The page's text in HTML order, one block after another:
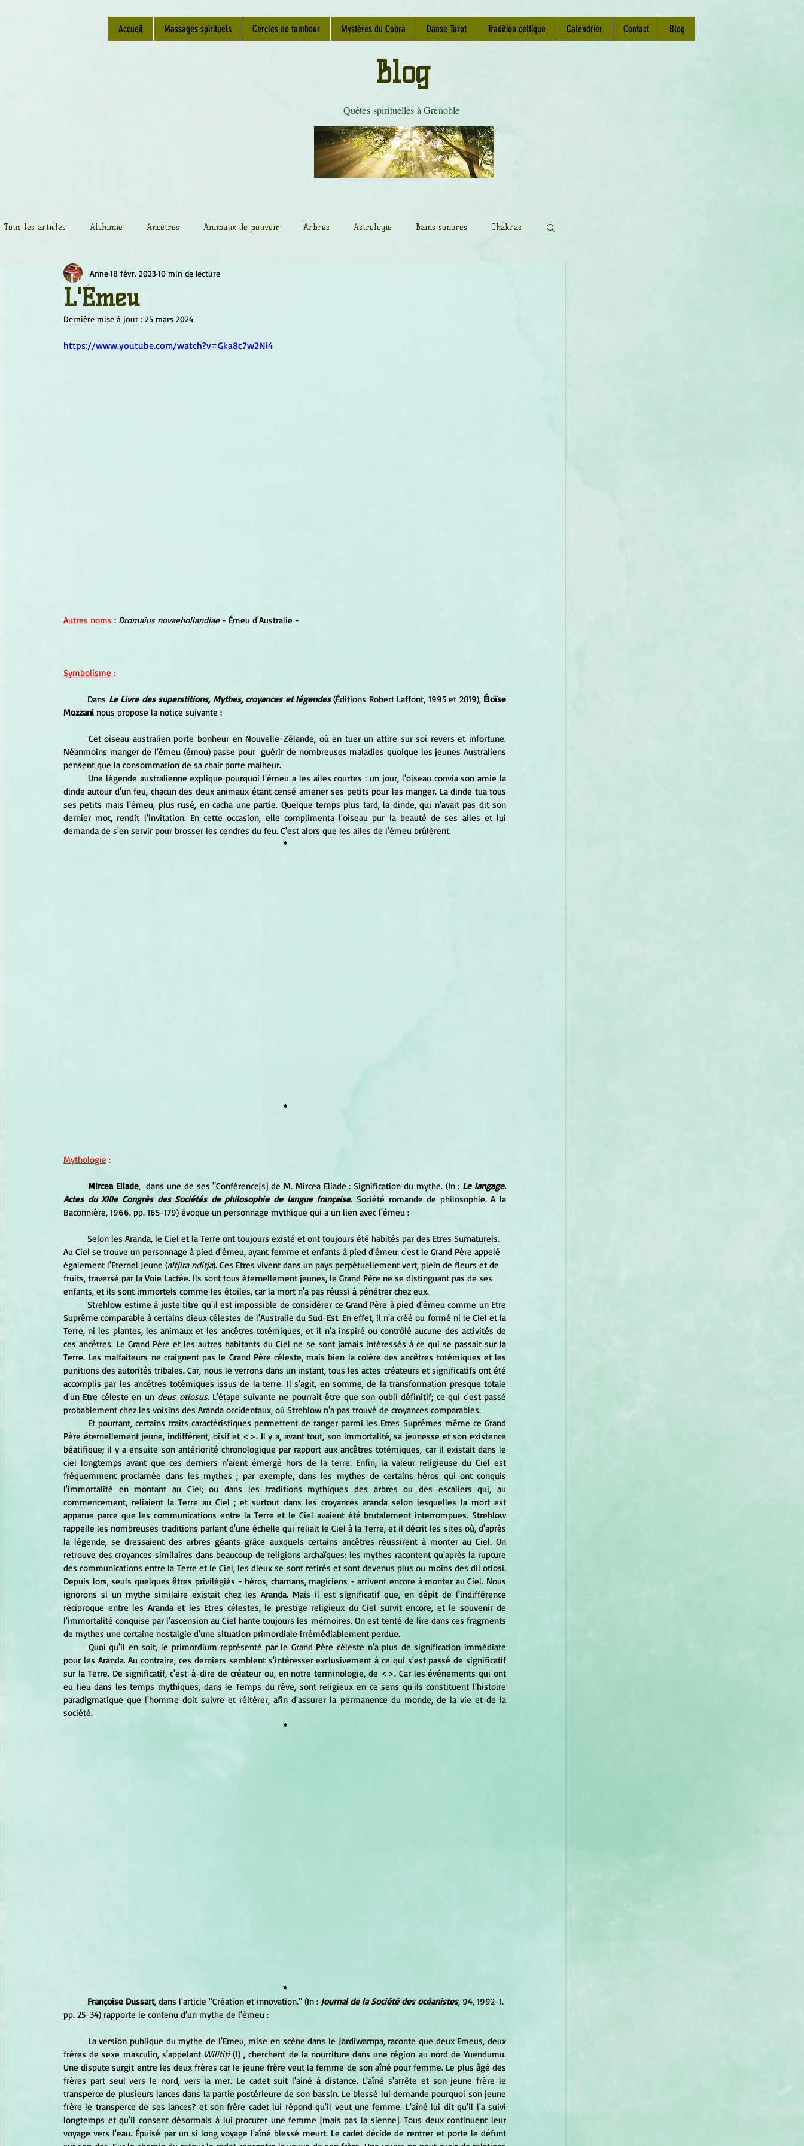
Accueil Massages spirituels Cercles de tambour Mystères du Cobra Danse Tarot Tradition celtique Calendrier Contact Blog
Quêtes spirituelles à Grenoble
Blog
Tous les articles Alchimie Ancêtres Animaux de pouvoir Arbres Astrologie Bains sonores Chakras
Chamanisme Champignons Conscience
Fleurs de Bach Géométrie sacrée
L'Émeu
Anne18 févr. 202310 min de lecture
Dernière mise à jour : 25 mars 2024
https://www.youtube.com/watch?v=Gka8c7w2Ni4
Autres noms : Dromaius novaehollandiae - Émeu d'Australie -
Symbolisme :
	Dans
Le Livre des superstitions, Mythes, croyances et légendes (Éditions Robert Laffont, 1995 et 2019), Éloïse
Mozzani nous propose la notice suivante :
Néanmoins manger de l'émeu (émou) passe pour  guérir de nombreuses maladies quoique les jeunes Australiens
pensent que la consommation de sa chair porte malheur.
dinde autour d'un feu, chacun des deux animaux étant censé amener ses petits pour les manger. La dinde tua tous
ses petits mais l'émeu, plus rusé, en cacha une partie. Quelque temps plus tard, la dinde, qui n'avait pas dit son
dernier mot, rendit l'invitation. En cette occasion, elle complimenta l'oiseau pur la beauté de ses ailes et lui
demanda de s'en servir pour brosser les cendres du feu. C'est alors que les ailes de l'émeu brûlèrent.
*
*
Mythologie :
Mircea Eliade,  dans une de ses "Conférence[s] de M. Mircea Eliade : Signification du mythe. (In : Le langage.
Actes du XIIIe Congrès des Sociétés de philosophie de langue française. Société romande de philosophie. A la
Baconnière, 1966. pp. 165-179) évoque un personnage mythique qui a un lien avec l'émeu :
Au Ciel se trouve un personnage à pied d'émeu, ayant femme et enfants à pied d'émeu: c'est le Grand Père appelé
également l'Eternel Jeune (altjira nditja). Ces Etres vivent dans un pays perpétuellement vert, plein de fleurs et de
fruits, traversé par la Voie Lactée. Ils sont tous éternellement jeunes, le Grand Père ne se distinguant pas de ses
enfants, et ils sont immortels comme les étoiles, car la mort n'a pas réussi à pénétrer chez eux.
	Strehlow estime à juste titre qu'il est impossible de considérer ce Grand Père à pied d'émeu comme un Etre
Suprême comparable à certains dieux célestes de l'Australie du Sud-Est. En effet, il n'a créé ou formé ni le Ciel et la
Terre, ni les plantes, les animaux et les ancêtres totémiques, et il n'a inspiré ou contrôlé aucune des activités de
ces ancêtres. Le Grand Père et les autres habitants du Ciel ne se sont jamais intéressés à ce qui se passait sur la
Terre. Les malfaiteurs ne craignent pas le Grand Père céleste, mais bien la colère des ancêtres totémiques et les
punitions des autorités tribales. Car, nous le verrons dans un instant, tous les actes créateurs et significatifs ont été
accomplis par les ancêtres totémiques issus de la terre. Il s'agit, en somme, de la transformation presque totale
d'un Etre céleste en un deus otiosus. L'étape suivante ne pourrait être que son oubli définitif; ce qui c'est passé
probablement chez les voisins des Aranda occidentaux, où Strehlow n'a pas trouvé de croyances comparables.
Père éternellement jeune, indifférent, oisif et <>. Il y a, avant tout, son immortalité, sa jeunesse et son existence
béatifique; il y a ensuite son antériorité chronologique par rapport aux ancêtres totémiques, car il existait dans le
ciel longtemps avant que ces derniers n'aient émergé hors de la terre. Enfin, la valeur religieuse du Ciel est
fréquemment proclamée dans les mythes ; par exemple, dans les mythes de certains héros qui ont conquis
l'immortalité en montant au Ciel; ou dans les traditions mythiques des arbres ou des escaliers qui, au
commencement, reliaient la Terre au Ciel ; et surtout dans les croyances aranda selon lesquelles la mort est
apparue parce que les communications entre la Terre et le Ciel avaient été brutalement interrompues. Strehlow
rappelle les nombreuses traditions parlant d'une échelle qui reliait le Ciel à la Terre, et il décrit les sites où, d'après
la légende, se dressaient des arbres géants grâce auxquels certains ancêtres réussirent à monter au Ciel. On
retrouve des croyances similaires dans beaucoup de religions archaïques: les mythes racontent qu'après la rupture
des communications entre la Terre et le Ciel, les dieux se sont retirés et sont devenus plus ou moins des dii otiosi.
Depuis lors, seuls quelques êtres privilégiés - héros, chamans, magiciens - arrivent encore à monter au Ciel. Nous
ignorons si un mythe similaire existait chez les Aranda. Mais il est significatif que, en dépit de l'indifférence
réciproque entre les Aranda et les Etres célestes, le prestige religieux du Ciel survit encore, et le souvenir de
l'immortalité conquise par l'ascension au Ciel hante toujours les mémoires. On est tenté de lire dans ces fragments
de mythes une certaine nostalgie d'une situation primordiale irrémédiablement perdue.
pour les Aranda. Au contraire, ces derniers semblent s'intéresser exclusivement à ce qui s'est passé de significatif
sur la Terre. De significatif, c'est-à-dire de créateur ou, en notre terminologie, de <>. Car les événements qui ont
eu lieu dans les temps mythiques, dans le Temps du rêve, sont religieux en ce sens qu'ils constituent l'histoire
paradigmatique que l'homme doit suivre et réitérer, afin d'assurer la permanence du monde, de la vie et de la
société.
*
*
Françoise Dussart, dans l'article "Création et innovation." (In : Journal de la Société des océanistes, 94, 1992-1.
pp. 25-34) rapporte le contenu d'un mythe de l'émeu :
frères de sexe masculin, s'appelant Wilititi (1) , cherchent de la nourriture dans une région au nord de Yuendumu.
Une dispute surgit entre les deux frères car le jeune frère veut la femme de son aîné pour femme. Le plus âgé des
frères part seul vers le nord, vers la mer. Le cadet suit l'ainé à distance. L'aîné s'arrête et son jeune frère le
transperce de plusieurs lances dans la partie postérieure de son bassin. Le blessé lui demande pourquoi son jeune
frère le transperce de ses lances? et son frère cadet lui répond qu'il veut une femme. L'aîné lui dit qu'il l'a suivi
longtemps et qu'il consent désormais à lui procurer une femme [mais pas la sienne]. Tous deux continuent leur
voyage vers l'eau. Épuisé par un si long voyage l'aîné blessé meurt. Le cadet décide de rentrer et porte le défunt